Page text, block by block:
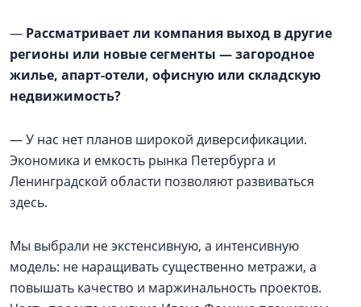
— Рассматривает ли компания выход в другие
регионы или новые сегменты — загородное
жилье, апарт-отели, офисную или складскую
недвижимость?
— У нас нет планов широкой диверсификации.
Экономика и емкость рынка Петербурга и
Ленинградской области позволяют развиваться
здесь.
Мы выбрали не экстенсивную, а интенсивную
модель: не наращивать существенно метражи, а
повышать качество и маржинальность проектов.